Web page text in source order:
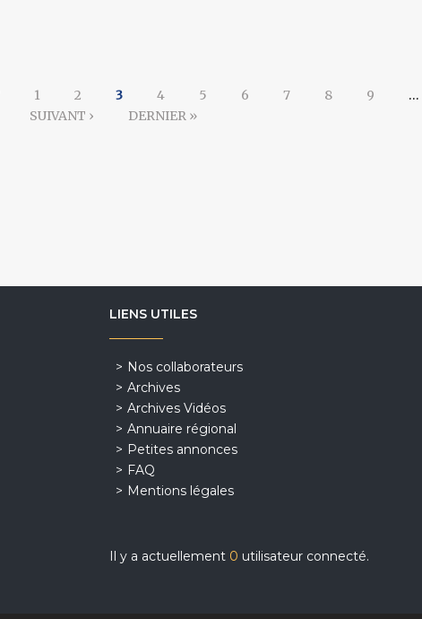
1 2 3 4 5 6 7 8 9
…
SUIVANT ›
DERNIER »
LIENS UTILES
Nos collaborateurs
Archives
Archives Vidéos
Annuaire régional
Petites annonces
FAQ
Mentions légales
Il y a actuellement 0 utilisateur connecté.